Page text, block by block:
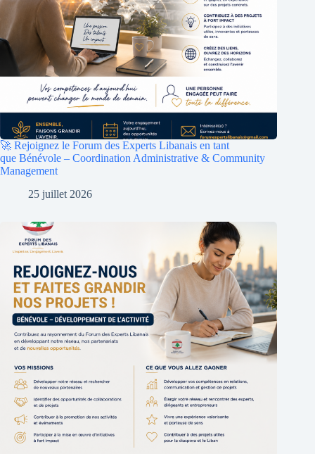
🚀 Rejoignez le Forum des Experts Libanais en tant
que Bénévole – Coordination Administrative & Community
Management
25 juillet 2026